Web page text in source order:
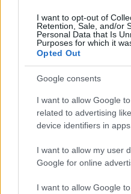
I want to opt-out of
Retention, Sale, and/or
Personal Data that Is
Purposes for which it
Opted Out
Google consents
I want to allow Google
related to advertising
device identifiers in apps.
I want to allow my user
Google for online
I want to allow Google
SVÁBY ANDRÁS #VIDEÓ
VADÁSZ BÉLA #ALFÖLDI
LEGJOBB AJÁNLAT #